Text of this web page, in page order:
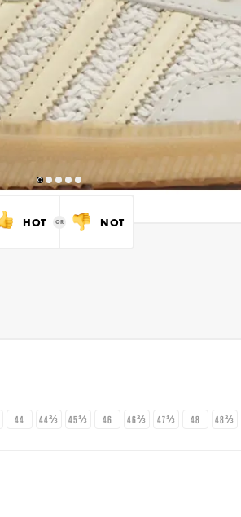
HOT NOT
44 44⅔ 45⅓ 46 46⅔ 47⅓ 48 48⅔